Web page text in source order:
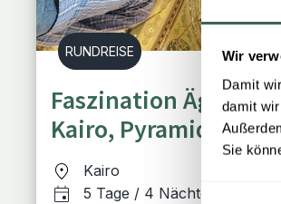
Wir
Damit
damit
Sie
RUNDREISE
Faszination
Kairo, Pyramiden &
Egyptian Museum
Kairo
5 Tage / 4 Nächte